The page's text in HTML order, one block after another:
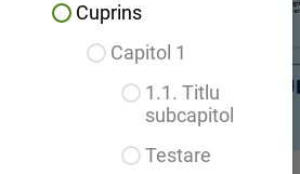
Cuprins
Capitol 1
1.1. Titlu
subcapitol
Testare